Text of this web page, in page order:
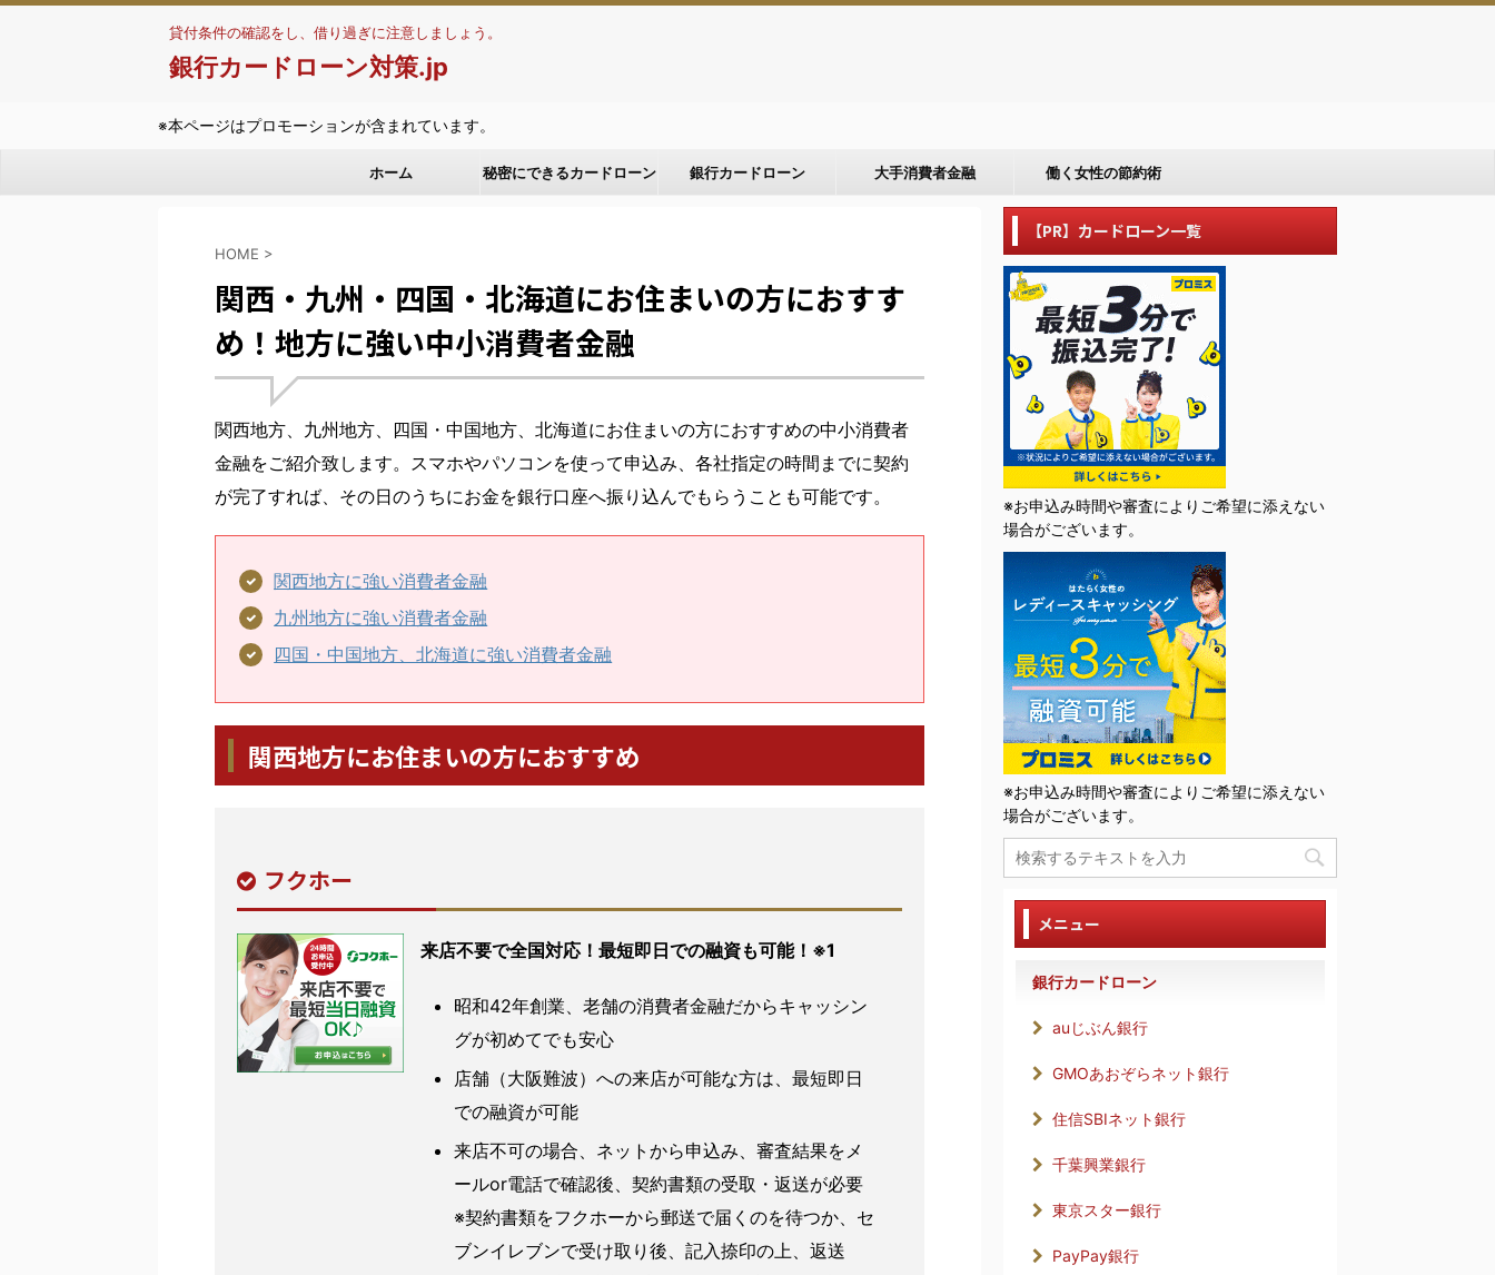
貸付条件の確認をし、借り過ぎに注意しましょう。
銀行カードローン対策.jp
※本ページはプロモーションが含まれています。
ホーム 秘密にできるカードローン 銀行カードローン 大手消費者金融 働く女性の節約術
HOME >
関西・九州・四国・北海道にお住まいの方におすす
め！地方に強い中小消費者金融
関西地方、九州地方、四国・中国地方、北海道にお住まいの方におすすめの中小消費者
金融をご紹介致します。スマホやパソコンを使って申込み、各社指定の時間までに契約
が完了すれば、その日のうちにお金を銀行口座へ振り込んでもらうことも可能です。
関西地方に強い消費者金融
九州地方に強い消費者金融
四国・中国地方、北海道に強い消費者金融
関西地方にお住まいの方におすすめ
フクホー
来店不要で全国対応！最短即日での融資も可能！※1
昭和42年創業、老舗の消費者金融だからキャッシン
グが初めてでも安心
店舗（大阪難波）への来店が可能な方は、最短即日
での融資が可能
来店不可の場合、ネットから申込み、審査結果をメ
ールor電話で確認後、契約書類の受取・返送が必要
※契約書類をフクホーから郵送で届くのを待つか、セ
ブンイレブンで受け取り後、記入捺印の上、返送
【PR】カードローン一覧
※お申込み時間や審査によりご希望に添えない
場合がございます。
※お申込み時間や審査によりご希望に添えない
場合がございます。
メニュー
銀行カードローン
auじぶん銀行
GMOあおぞらネット銀行
住信SBIネット銀行
千葉興業銀行
東京スター銀行
PayPay銀行